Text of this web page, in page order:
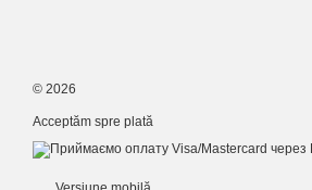
© 2026
Acceptăm spre plată